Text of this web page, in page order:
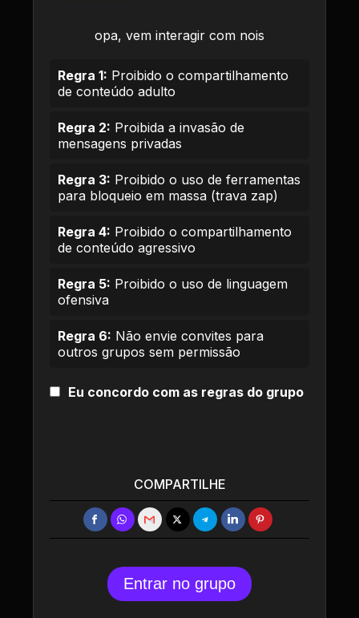
opa, vem interagir com nois
Regra 1: Proibido o compartilhamento
de conteúdo adulto
Regra 2: Proibida a invasão de
mensagens privadas
Regra 3: Proibido o uso de ferramentas
para bloqueio em massa (trava zap)
Regra 4: Proibido o compartilhamento
de conteúdo agressivo
Regra 5: Proibido o uso de linguagem
ofensiva
Regra 6: Não envie convites para
outros grupos sem permissão
Eu concordo com as regras do grupo
COMPARTILHE
Entrar no grupo